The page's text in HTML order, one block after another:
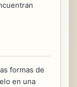
formas de
en una